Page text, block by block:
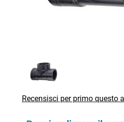
Recensisci per primo questo